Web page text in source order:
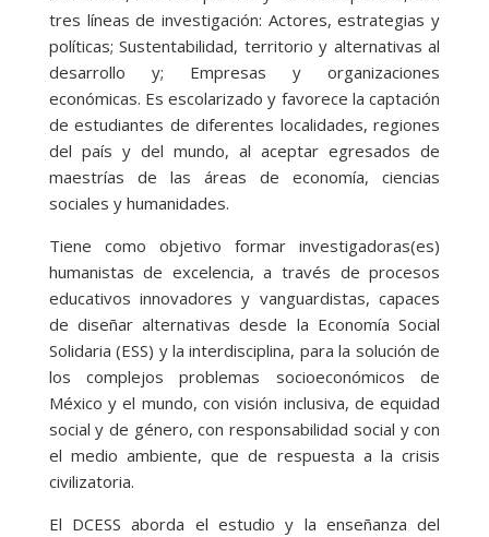
tres líneas de investigación: Actores, estrategias y
políticas; Sustentabilidad, territorio y alternativas al
desarrollo y; Empresas y organizaciones
económicas. Es escolarizado y favorece la captación
de estudiantes de diferentes localidades, regiones
del país y del mundo, al aceptar egresados de
maestrías de las áreas de economía, ciencias
sociales y humanidades.
Tiene como objetivo formar investigadoras(es)
humanistas de excelencia, a través de procesos
educativos innovadores y vanguardistas, capaces
de diseñar alternativas desde la Economía Social
Solidaria (ESS) y la interdisciplina, para la solución de
los complejos problemas socioeconómicos de
México y el mundo, con visión inclusiva, de equidad
social y de género, con responsabilidad social y con
el medio ambiente, que de respuesta a la crisis
civilizatoria.
El DCESS aborda el estudio y la enseñanza del